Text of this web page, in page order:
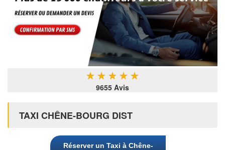
★ ★ ★ ★ ★
9655 Avis
TAXI CHÊNE-BOURG DIST
Réserver un Taxi à Chêne-